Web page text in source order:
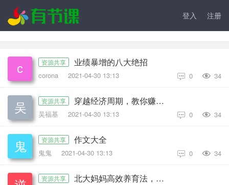
登入 注册
资源共享 业绩暴增的八大绝招
corona 2021-04-30 13:13 0  34
资源共享 穿越经济周期，教你赚未来的钱
吴福基 2021-04-30 13:13 0  34
资源共享 作文大全
鬼鬼 2021-04-30 13:13 0  34
资源共享 北大妈妈高效养育法，45堂课培养出有竞争力的孩子